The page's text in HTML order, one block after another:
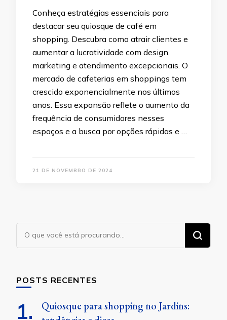
Conheça estratégias essenciais para
destacar seu quiosque de café em
shopping. Descubra como atrair clientes e
aumentar a lucratividade com design,
marketing e atendimento excepcionais. O
mercado de cafeterias em shoppings tem
crescido exponencialmente nos últimos
anos. Essa expansão reflete o aumento da
frequência de consumidores nesses
espaços e a busca por opções rápidas e …
21 DE NOVEMBRO DE 2024
Procurando
algo?
POSTS RECENTES
Quiosque para shopping no Jardins: